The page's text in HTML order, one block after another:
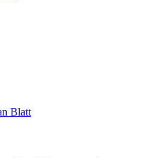
Blatt